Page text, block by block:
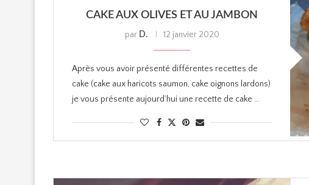
CAKE AUX OLIVES ET AU JAMBON
par D. 12 janvier 2020
Après vous avoir présenté différentes recettes de
cake (cake aux haricots saumon, cake oignons lardons)
je vous présente aujourd’hui une recette de cake …